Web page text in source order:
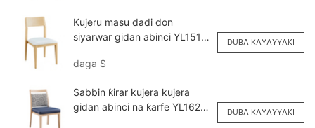
Kujeru masu dadi don
siyarwar gidan abinci YL1516
daga $
DUBA KAYAYYAKI
Sabbin ƙirar kujera kujera
gidan abinci na ƙarfe YL1621L
DUBA KAYAYYAKI